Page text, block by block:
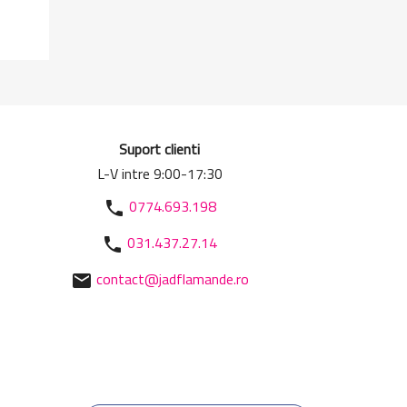
Suport clienti
L-V intre 9:00-17:30
phone 0774.693.198
phone 031.437.27.14
mail contact@jadflamande.ro